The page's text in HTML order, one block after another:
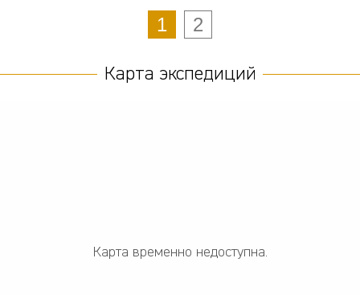
1 2
Карта экспедиций
Карта временно недоступна.